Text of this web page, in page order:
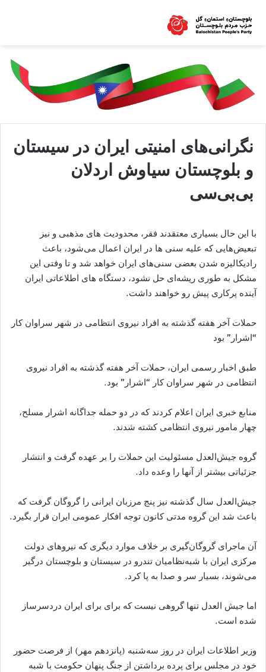
نگرانی‌های امنیتی ایران در سیستان
و بلوچستان سیاوش اردلان
بی‌بی‌سی
با این حال بسیاری معتقدند فقر، محدودیت های مذهبی و نیز
تبعیض‌هایی که علیه سنی ها در ایران اعمال می‌شود، باعث
رادیکالیزه شدن بعضی سنی‌های ایران خواهد شد و تا وقتی این
مشکل به طوری ریشه‌ای حل نشود، دستگاه های اطلاعاتی ایران
آینده پرکاری پیش رو خواهند داشت.
حملات آخر هفته گذشته به افراد نیروی انتظامی در شهر سراوان کار
“اشرار” بود
طبق اخبار رسمی ایران، حملات آخر هفته گذشته به افراد نیروی
انتظامی در شهر سراوان کار “اشرار” بود.
منابع خبری ایران اعلام کردند که در دو حمله جداگانه اشرار مسلح،
چهار مامور نیروی انتظامی کشته شدند.
گروه جیش‌العدل مسئولیت این حملات را بر عهده گرفت و انتشار
جزئیاتی بیشتر از آنها را وعده داد.
جیش‌العدل سال گذشته نیز پنج مرزبان ایرانی را گروگان گرفت که
باعث شد این گروه مدتی کانون توجه افکار عمومی ایران قرار بگیرد.
آن ماجرای گروگان‌گیری بر خلاف موارد دیگری که نیروهای دولت
مرکزی ایران با شبه‌نظامیان تندرو در سیستان و بلوچستان درگیر
می‌شوند، بسیار سر و صدا به پا کرد.
اما جیش العدل تنها گروهی نیست که برای برای ایران دردسرساز
شده است.
وزیر اطلاعات ایران در روز سه‌شنبه (پانزدهم مهر) از فرصت حضور
خود در مجلس برای پرده برداشتن از جنگ پنهان حکومت با شبه